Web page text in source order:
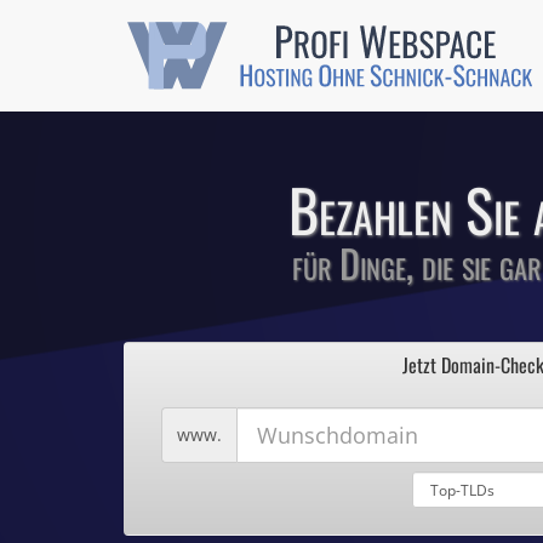
Günstige
Comodo-
Bezahlen
für Dinge, die sie
Profi
Hosting ohne
Domains für
2
3
5
Jetzt Domain-
Wunschdomain
www.